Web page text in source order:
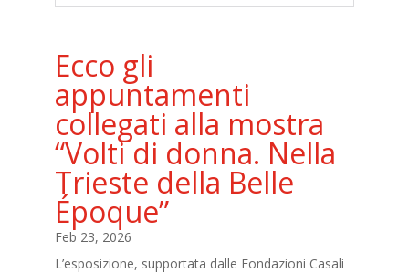
Ecco gli
appuntamenti
collegati alla mostra
“Volti di donna. Nella
Trieste della Belle
Époque”
Feb 23, 2026
L’esposizione, supportata dalle Fondazioni Casali